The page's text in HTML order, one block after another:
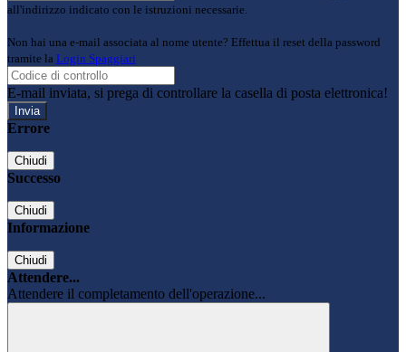
all'indirizzo indicato con le istruzioni necessarie.
Non hai una e-mail associata al nome utente? Effettua il reset della password
tramite la Login Spaggiari
E-mail inviata, si prega di controllare la casella di posta elettronica!
Errore
Chiudi
Successo
Chiudi
Informazione
Chiudi
Attendere...
Attendere il completamento dell'operazione...